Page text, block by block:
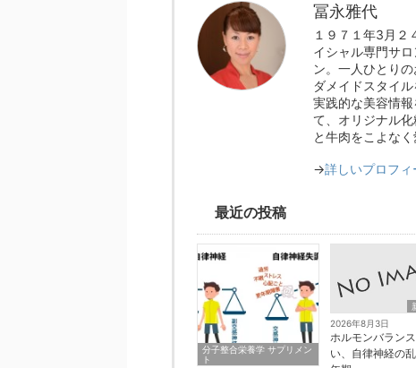
冨永雅代
１９７１年3月
イシャル専門サ
ン。一人ひとり
ダメイドスタイ
実践的な美容情報
て、オリジナル
と牛肉をこよな
→詳しいプロフィ
最近の投稿
分子整合栄養学 サプリメン
ト
2026年8月3日
ホルモンバラン
い、自律神経の